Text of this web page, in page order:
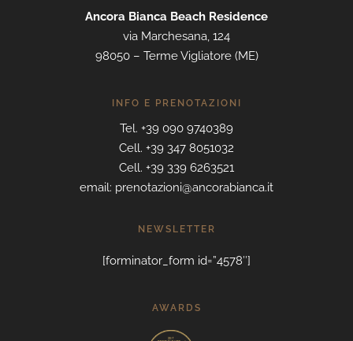
Ancora Bianca Beach Residence
via Marchesana, 124
98050 – Terme Vigliatore (ME)
INFO E PRENOTAZIONI
Tel. +39 090 9740389
Cell. +39 347 8051032
Cell. +39 339 6263521
email: prenotazioni@ancorabianca.it
NEWSLETTER
[forminator_form id=”4578″]
AWARDS